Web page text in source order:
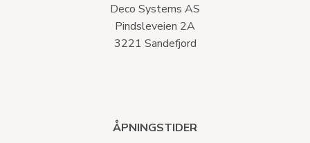
Deco Systems AS
Pindsleveien 2A
3221 Sandefjord
ÅPNINGSTIDER